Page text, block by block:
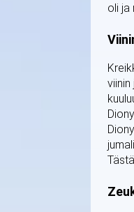
oli ja